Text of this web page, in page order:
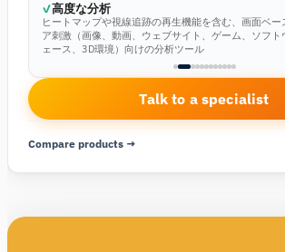
高度な分析
ヒートマップや視線追跡の再生機能を含む、画面ベー
ア刺激（画像、動画、ウェブサイト、ゲーム、ソフト
ェース、3D環境）向けの分析ツール
Talk to a specialist
Compare products →